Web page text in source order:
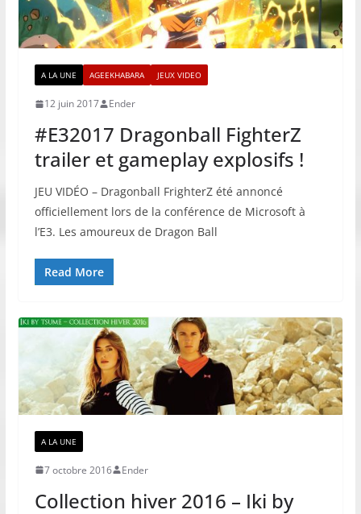
A LA UNE AGEEKHABARA JEUX VIDEO
12 juin 2017 Ender
#E32017 Dragonball FighterZ
trailer et gameplay explosifs !
JEU VIDÉO – Dragonball FrighterZ été annoncé
officiellement lors de la conférence de Microsoft à
l’E3. Les amoureux de Dragon Ball
Read More
A LA UNE
7 octobre 2016 Ender
Collection hiver 2016 – Iki by